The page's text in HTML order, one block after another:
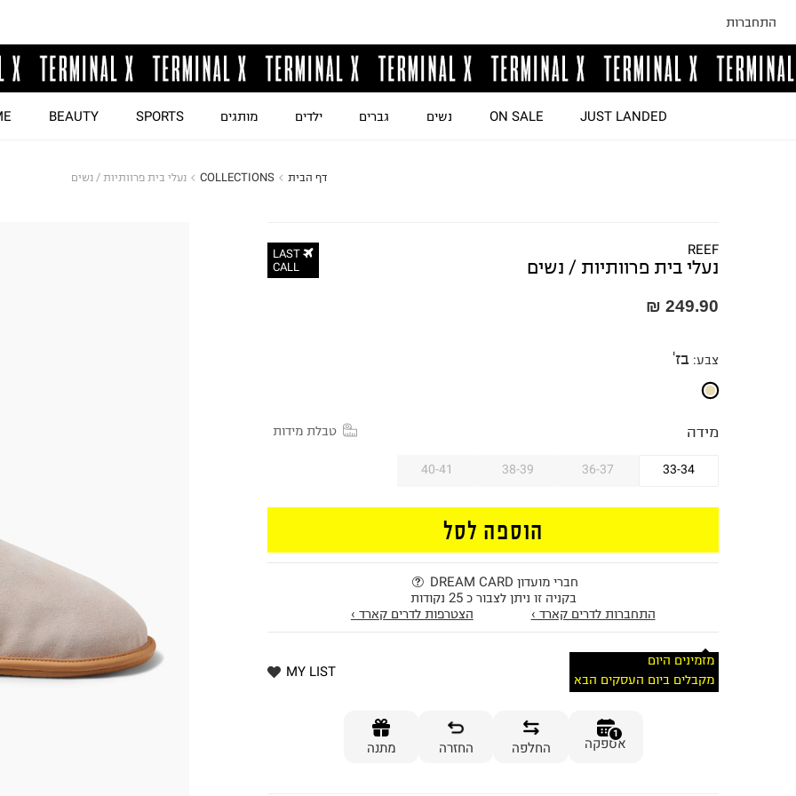
התחברות
JUST LANDED
ON SALE נשים גברים ילדים מותגים SPORTS
BEAUTY
דף הבית COLLECTIONS נעלי בית פרוותיות / נשים
REEF
נעלי בית פרוותיות / נשים
LAST
CALL
249.90 ₪
צבע: בז'
מידה טבלת מידות
33-34
36-37
38-39
40-41
הוספה לסל
חברי מועדון DREAM CARD
בקניה זו ניתן לצבור כ 25 נקודות
התחברות לדרים קארד ›
הצטרפות לדרים קארד ›
מזמינים היום
מקבלים ביום העסקים הבא
MY LIST
1
אספקה החלפה החזרה מתנה